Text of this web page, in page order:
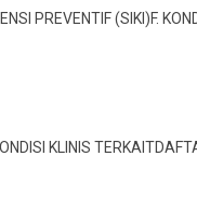
PREVENTIF (SIKI)F.
KLINIS